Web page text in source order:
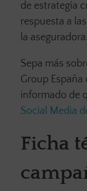
de estrategia
respuesta a
la
Sepa más
Group
informado de
Social Media
Ficha